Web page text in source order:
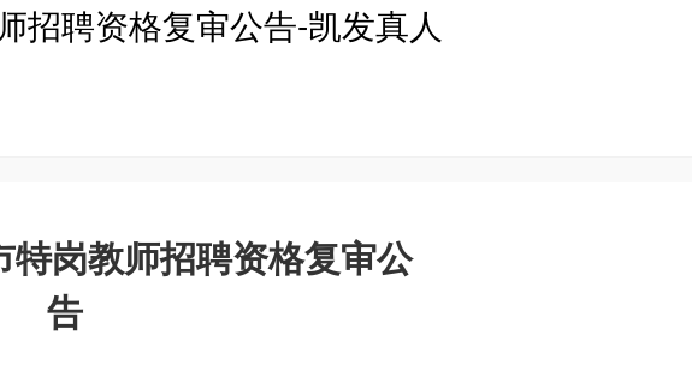
招聘资格复审公告-凯发真人
岗教师招聘资格复审公
告